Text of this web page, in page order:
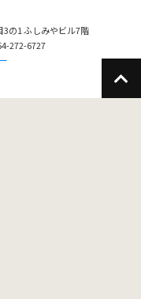
3の1 ふしみやビル7階
272-6727